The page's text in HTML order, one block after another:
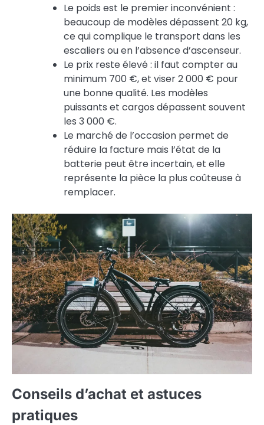
Le poids est le premier inconvénient :
beaucoup de modèles dépassent 20 kg,
ce qui complique le transport dans les
escaliers ou en l’absence d’ascenseur.
Le prix reste élevé : il faut compter au
minimum 700 €, et viser 2 000 € pour
une bonne qualité. Les modèles
puissants et cargos dépassent souvent
les 3 000 €.
Le marché de l’occasion permet de
réduire la facture mais l’état de la
batterie peut être incertain, et elle
représente la pièce la plus coûteuse à
remplacer.
Conseils d’achat et astuces
pratiques